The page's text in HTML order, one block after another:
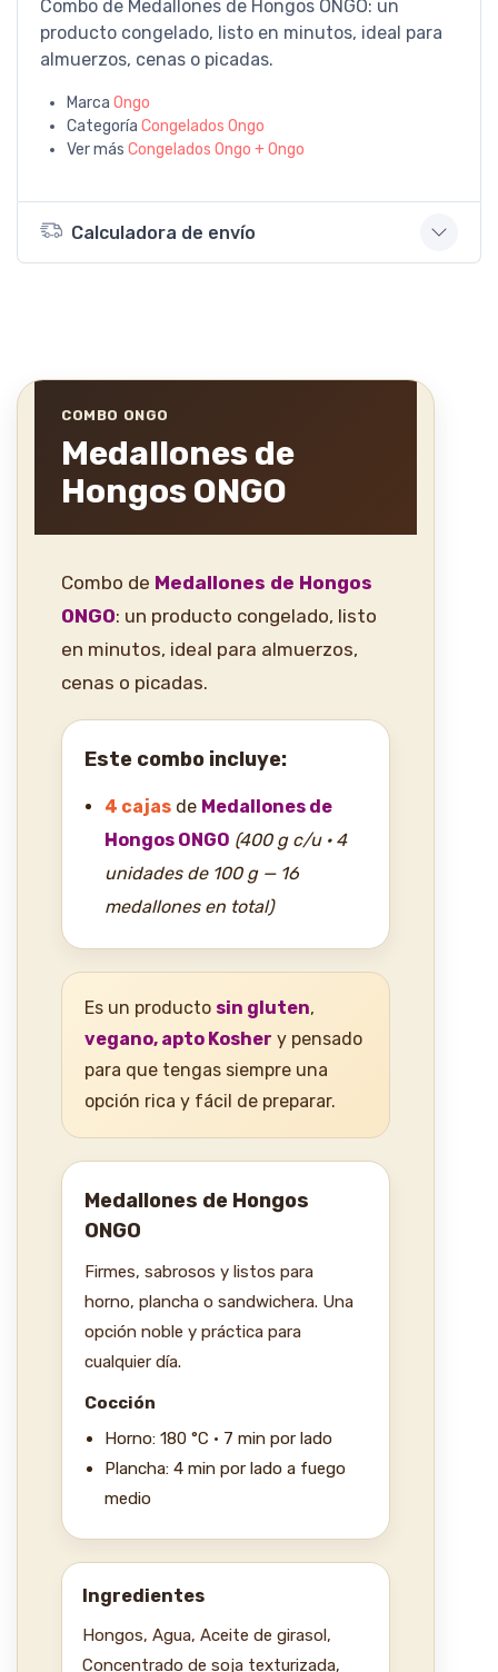
Combo de Medallones de Hongos ONGO: un
producto congelado, listo en minutos, ideal para
almuerzos, cenas o picadas.
Marca Ongo
Categoría Congelados Ongo
Ver más Congelados Ongo + Ongo
Calculadora de envío
COMBO ONGO
Medallones de
Hongos ONGO
Combo de Medallones de Hongos
ONGO: un producto congelado, listo
en minutos, ideal para almuerzos,
cenas o picadas.
Este combo incluye:
4 cajas de Medallones de
Hongos ONGO (400 g c/u · 4
unidades de 100 g — 16
medallones en total)
Es un producto sin gluten,
vegano, apto Kosher y pensado
para que tengas siempre una
opción rica y fácil de preparar.
Medallones de Hongos
ONGO
Firmes, sabrosos y listos para
horno, plancha o sandwichera. Una
opción noble y práctica para
cualquier día.
Cocción
Horno: 180 °C · 7 min por lado
Plancha: 4 min por lado a fuego
medio
Ingredientes
Hongos, Agua, Aceite de girasol,
Concentrado de soja texturizada,